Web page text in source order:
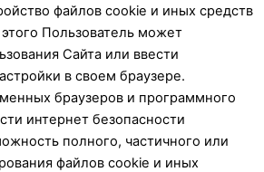
файлов cookie и иных средств
Пользователь может
Сайта или ввести
в своем браузере.
браузеров и программного
интернет безопасности
полного, частичного или
файлов cookie и иных